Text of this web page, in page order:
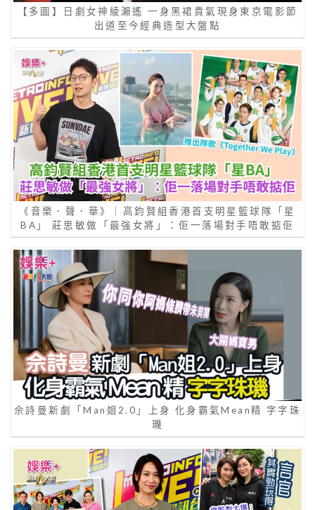
【多圖】日劇女神綾瀨遙 一身黑裙貴氣現身東京電影節
出道至今經典造型大盤點
《音樂．聲．華》｜高鈞賢組香港首支明星籃球隊「星
BA」 莊思敏做「最強女將」：佢一落場對手唔敢掂佢
佘詩曼新劇「Man姐2.0」上身 化身霸氣Mean精 字字珠
璣